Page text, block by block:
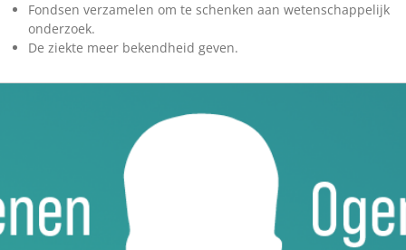
Fondsen verzamelen om te schenken aan wetenschappelijk
onderzoek.
De ziekte meer bekendheid geven.